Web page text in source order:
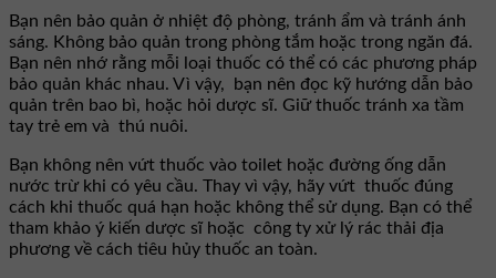
Bạn nên bảo quản ở nhiệt độ phòng, tránh ẩm và tránh ánh
sáng. Không bảo quản trong phòng tắm hoặc trong ngăn đá.
Bạn nên nhớ rằng mỗi loại thuốc có thể có các phương pháp
bảo quản khác nhau. Vì vậy, bạn nên đọc kỹ hướng dẫn bảo
quản trên bao bì, hoặc hỏi dược sĩ. Giữ thuốc tránh xa tầm
tay trẻ em và thú nuôi.
Bạn không nên vứt thuốc vào toilet hoặc đường ống dẫn
nước trừ khi có yêu cầu. Thay vì vậy, hãy vứt thuốc đúng
cách khi thuốc quá hạn hoặc không thể sử dụng. Bạn có thể
tham khảo ý kiến dược sĩ hoặc công ty xử lý rác thải địa
phương về cách tiêu hủy thuốc an toàn.